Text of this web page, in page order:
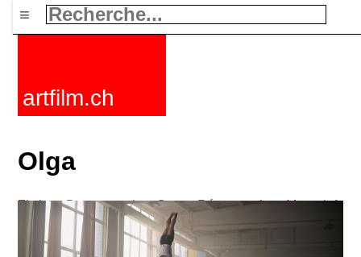
≡
artfilm.ch
Olga
Fictions Documentaires Courts Rétrospectives Mots clefs
Nouvelles
F-Rated FAQ Contact
AcheterActiver Abonnement